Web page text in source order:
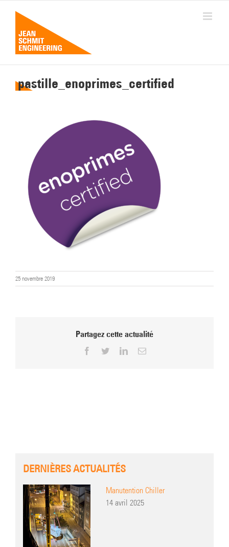
contenu
pastille_enoprimes_certified
25 novembre 2019
Partagez cette actualité
Facebook
TwitterLinkedInEmail
DERNIÈRES ACTUALITÉS
Manutention Chiller
14 avril 2025